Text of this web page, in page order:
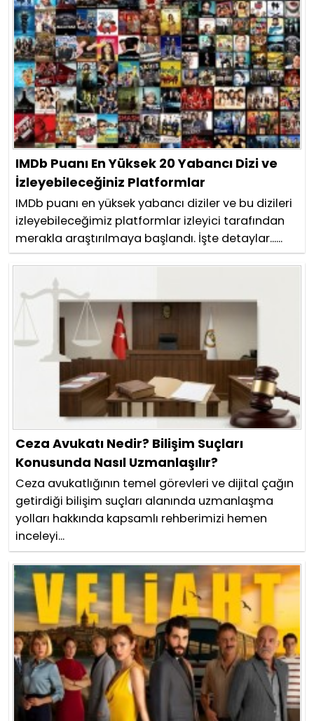
IMDb Puanı En Yüksek 20 Yabancı Dizi ve
İzleyebileceğiniz Platformlar
IMDb puanı en yüksek yabancı diziler ve bu dizileri
izleyebileceğimiz platformlar izleyici tarafından
merakla araştırılmaya başlandı. İşte detaylar......
Ceza Avukatı Nedir? Bilişim Suçları
Konusunda Nasıl Uzmanlaşılır?
Ceza avukatlığının temel görevleri ve dijital çağın
getirdiği bilişim suçları alanında uzmanlaşma
yolları hakkında kapsamlı rehberimizi hemen
inceleyi...